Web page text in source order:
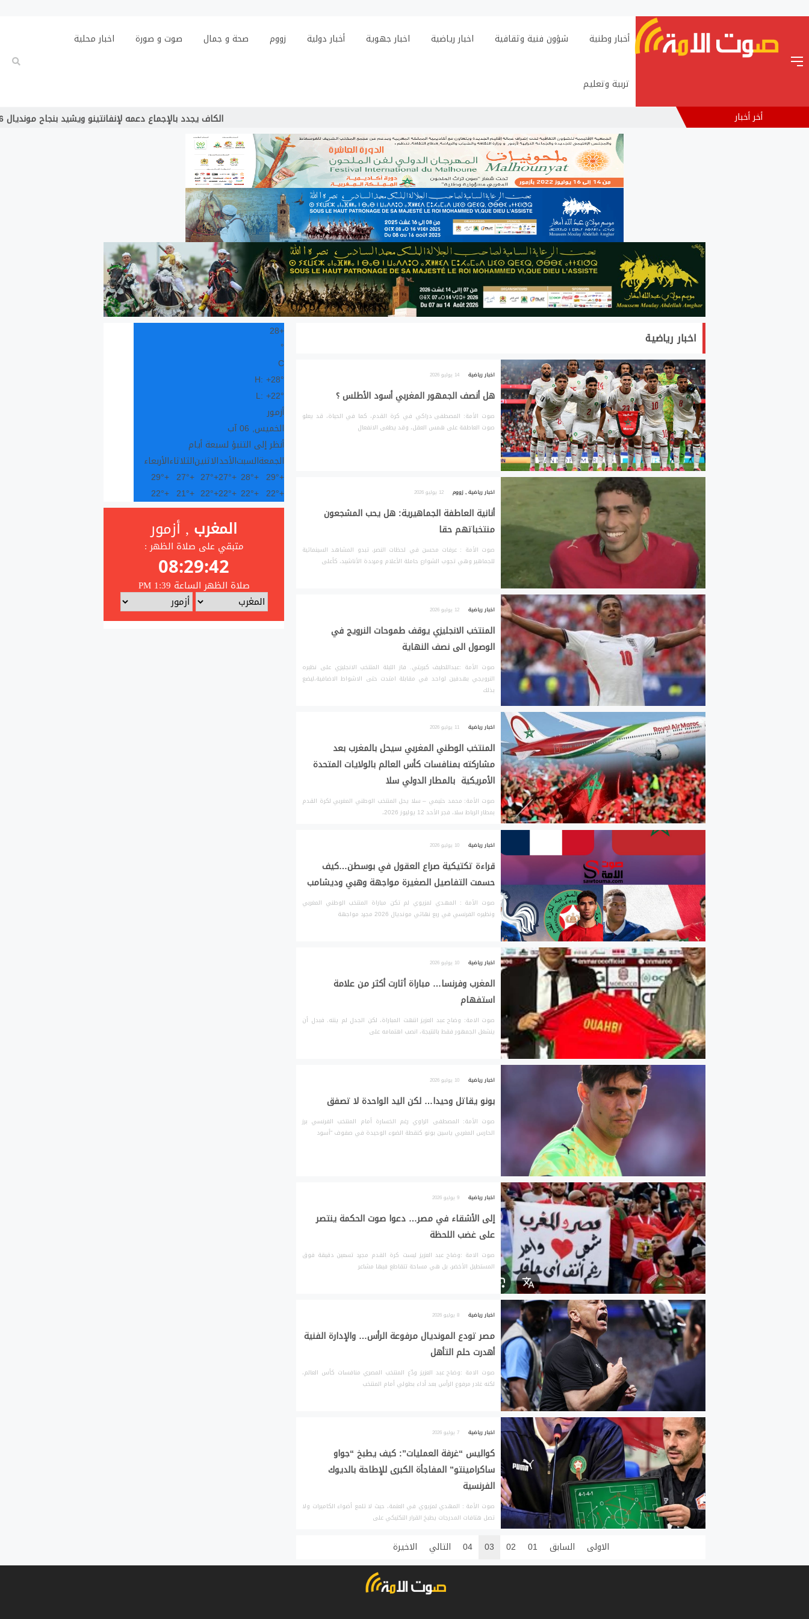
أخبار وطنية شؤون فنية وثقافية اخبار رياضية اخبار جهوية أخبار دولية زووم صحة و جمال صوت و صورة اخبار محلية
تربية وتعليم
أخر أخبار الكاف يجدد بالإجماع دعمه لإنفانتينو ويشيد بنجاح مونديال 2026
اخبار رياضية
اخبار رياضية 14 يوليو 2026
هل أنصف الجمهور المغربي أسود الأطلس ؟
صوت الأمة: المصطفى دراكي في كرة القدم، كما في الحياة، قد يعلو
صوت العاطفة على همس العقل، وقد يطغى الانفعال
اخبار رياضية,زووم 12 يوليو 2026
أنانية العاطفة الجماهيرية: هل يحب المشجعون
منتخباتهم حقا
صوت الأمة : عرفات محسن في لحظات النصر، تبدو المشاهد السينمائية
للجماهير وهي تجوب الشوارع حاملة الأعلام ومرددة الأناشيد، كأعلى
اخبار رياضية 12 يوليو 2026
المنتخب الانجليزي يوقف طموحات النرويج في
الوصول الى نصف النهاية
صوت الأمة :عبداللطيف كبريتي. فاز الليلة المتتخب الانجليزي على نظيره
النرويجي بهدفين لواحد في مقابلة امتدت حتى الاشواط الاضافية،ليضع
بذلك
اخبار رياضية 11 يوليو 2026
المنتخب الوطني المغربي سيحل بالمغرب بعد
مشاركته بمنافسات كأس العالم بالولايات المتحدة
الأمريكية بالمطار الدولي سلا
صوت الأمة: محمد حتيمي – سلا يحل المنتخب الوطني المغربي لكرة القدم
بمطار الرباط سلا، فجر الأحد 12 يوليوز 2026،
اخبار رياضية 10 يوليو 2026
قراءة تكتيكية صراع العقول في بوسطن…كيف
حسمت التفاصيل الصغيرة مواجهة وهبي وديشامب
صوت الأمة : المهدي لمزيوي لم تكن مباراة المنتخب الوطني المغربي
ونظيره الفرنسي في ربع نهائي مونديال 2026 مجرد مواجهة
اخبار رياضية 10 يوليو 2026
المغرب وفرنسا… مباراة أثارت أكثر من علامة
استفهام
صوت الامة: وضاح عبد العزيز انتهت المباراة، لكن الجدل لم ينته. فبدل أن
ينشغل الجمهور فقط بالنتيجة، انصب اهتمامه على
اخبار رياضية 10 يوليو 2026
بونو يقاتل وحيدا… لكن اليد الواحدة لا تصفق
صوت الأمة: المصطفى الراوي رغم الخسارة أمام المنتخب الفرنسي برز
الحارس المغربي ياسين بونو كنقطة الضوء الوحيدة في صفوف “أسود
اخبار رياضية 9 يوليو 2026
إلى الأشقاء في مصر… دعوا صوت الحكمة ينتصر
على غضب اللحظة
صوت الامة :وضاح عبد العزيز ليست كرة القدم مجرد تسعين دقيقة فوق
المستطيل الأخضر، بل هي مساحة تتقاطع فيها مشاعر
اخبار رياضية 8 يوليو 2026
مصر تودع المونديال مرفوعة الرأس… والإدارة الفنية
أهدرت حلم التأهل
صوت الامة :وضاح عبد العزيز ودّع المنتخب المصري منافسات كأس العالم،
لكنه غادر مرفوع الرأس بعد أداء بطولي أمام المنتخب
اخبار رياضية 7 يوليو 2026
كواليس “غرفة العمليات”: كيف يطبخ “جواو
ساكرامينتو” المفاجأة الكبرى للإطاحة بالديوك
الفرنسية
صوت الأمة : المهدي لمزيوي في العتمة، حيث لا تلمع أضواء الكاميرات ولا
تصل هتافات المدرجات يطبخ القرار التكتيكي على
الاولى السابق 01
02
03
04 التالي الاخيرة
+
28
°
C
H: +28°
L: +22°
أزمور
الخميس, 06 آب
أنظر إلى التنبؤ لسبعة أيام
الجمعةالسبتالأحدالاثنينالثلاثاءالأربعاء
+
29°
+
28°
+
27°
+
27°
+
27°
+
29°
+
22°
+
22°
+
22°
+
22°
+
21°
+
22°